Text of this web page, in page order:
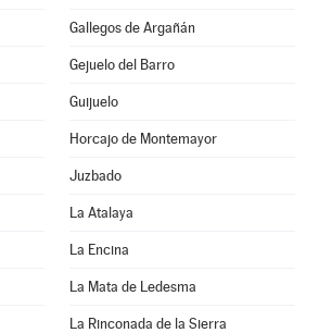
Gallegos de Argañán
Gejuelo del Barro
Guijuelo
Horcajo de Montemayor
Juzbado
La Atalaya
La Encina
La Mata de Ledesma
La Rinconada de la Sierra